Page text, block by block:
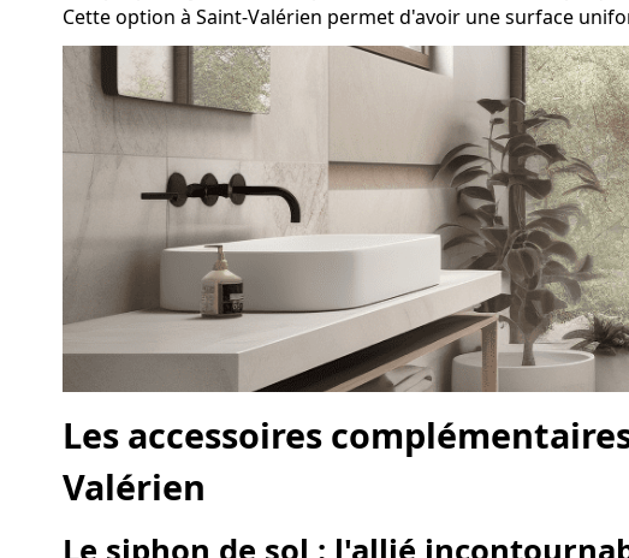
Cette option à Saint-Valérien permet d'avoir une surface
Les accessoires
Valérien